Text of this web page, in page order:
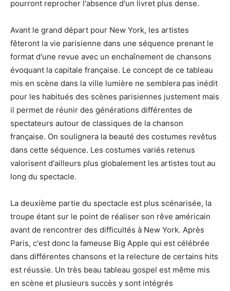
pourront reprocher l'absence d'un livret plus dense.
Avant le grand départ pour New York, les artistes
fêteront la vie parisienne dans une séquence prenant le
format d'une revue avec un enchaînement de chansons
évoquant la capitale française. Le concept de ce tableau
mis en scène dans la ville lumière ne semblera pas inédit
pour les habitués des scènes parisiennes justement mais
il permet de réunir des générations différentes de
spectateurs autour de classiques de la chanson
française. On soulignera la beauté des costumes revêtus
dans cette séquence. Les costumes variés retenus
valorisent d'ailleurs plus globalement les artistes tout au
long du spectacle.
La deuxième partie du spectacle est plus scénarisée, la
troupe étant sur le point de réaliser son rêve américain
avant de rencontrer des difficultés à New York. Après
Paris, c'est donc la fameuse Big Apple qui est célébrée
dans différentes chansons et la relecture de certains hits
est réussie. Un très beau tableau gospel est même mis
en scène et plusieurs succès y sont intégrés